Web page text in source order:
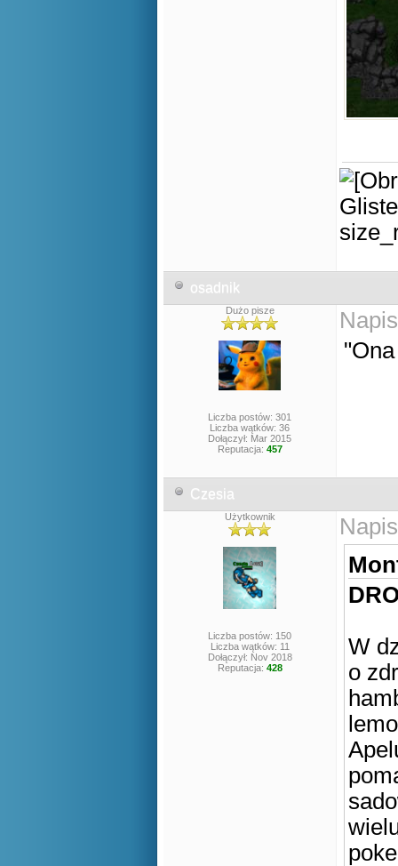
osadnik
Dużo pisze
Liczba postów: 301
Liczba wątków: 36
Dołączył: Mar 2015
Reputacja: 457
Czesia
Użytkownik
Liczba postów: 150
Liczba wątków: 11
Dołączył: Nov 2018
Reputacja: 428
W
o